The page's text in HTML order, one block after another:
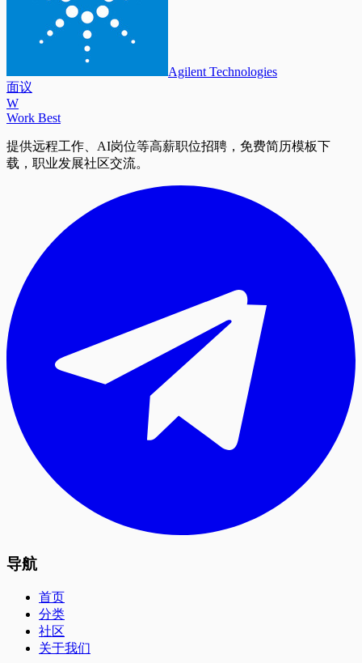
Agilent Technologies
面议
W
Work Best
提供远程工作、AI岗位等高薪职位招聘，免费简历模板下
载，职业发展社区交流。
导航
首页
分类
社区
关于我们